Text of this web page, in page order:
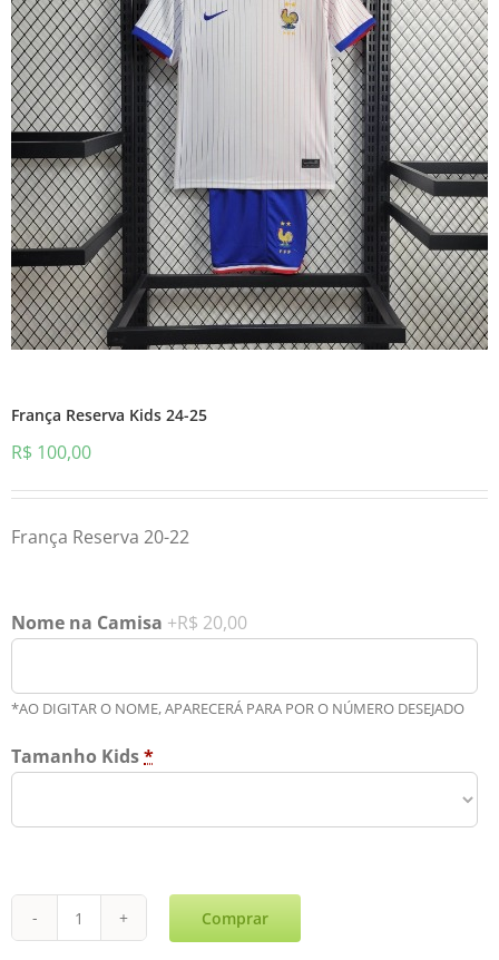
França Reserva Kids 24-25
R$ 100,00
França Reserva 20-22
Nome na Camisa +R$ 20,00
*AO DIGITAR O NOME, APARECERÁ PARA POR O NÚMERO DESEJADO
Tamanho Kids*
França
Comprar